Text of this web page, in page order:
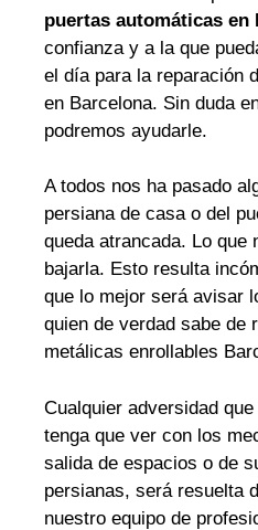
puertas automáticas en
confianza y a la que
el día para la reparación
en Barcelona. Sin duda
podremos ayudarle.
A todos nos ha pasado
persiana de casa o del
queda atrancada. Lo que
bajarla. Esto resulta
que lo mejor será avisar
quien de verdad sabe de
metálicas enrollables
Cualquier adversidad
tenga que ver con los
salida de espacios o de
persianas, será resuelta
nuestro equipo de